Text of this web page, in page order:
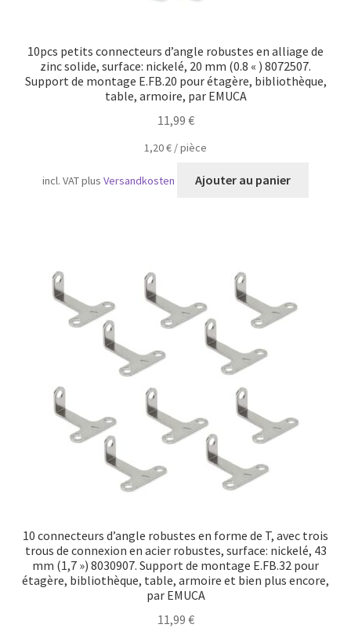
10pcs petits connecteurs d’angle robustes en alliage de
zinc solide, surface: nickelé, 20 mm (0.8 « ) 8072507.
Support de montage E.FB.20 pour étagère, bibliothèque,
table, armoire, par EMUCA
11,99 €
1,20€ /pièce
incl. VATplusVersandkosten Ajouter au panier
10 connecteurs d’angle robustes en forme de T, avec trois
trous de connexion en acier robustes, surface: nickelé, 43
mm (1,7 ») 8030907. Support de montage E.FB.32 pour
étagère, bibliothèque, table, armoire et bien plus encore,
par EMUCA
11,99 €